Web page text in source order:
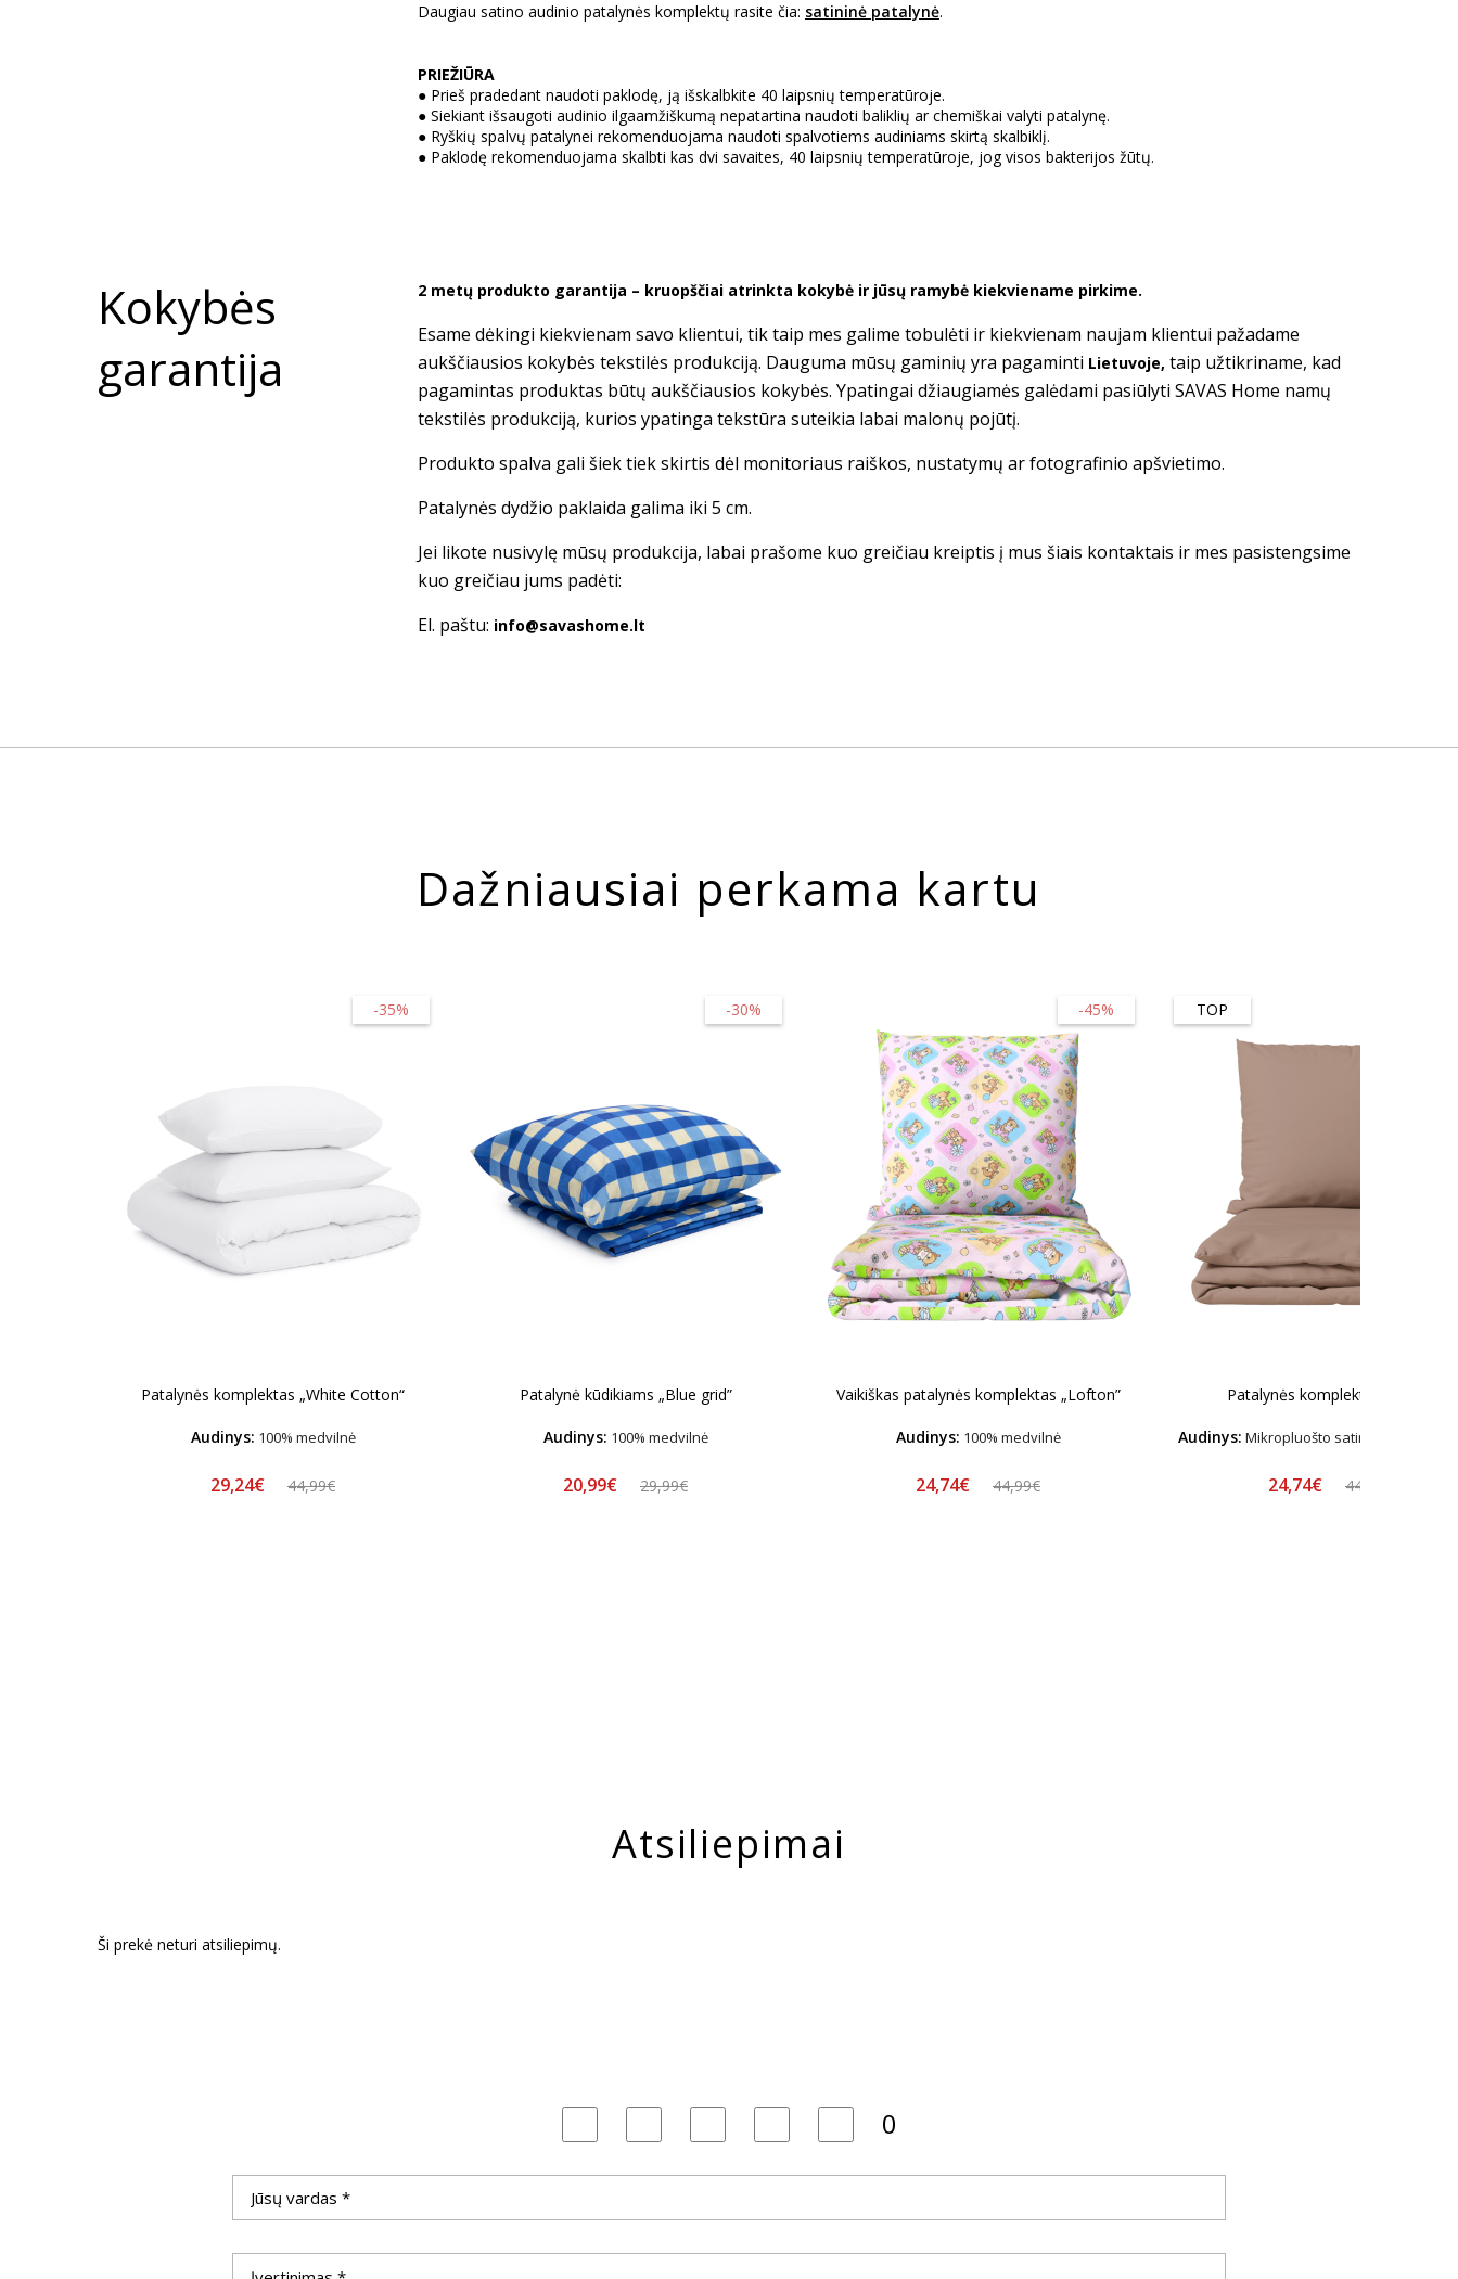
Daugiau satino audinio patalynės komplektų rasite čia: satininė patalynė.
PRIEŽIŪRA
● Prieš pradedant naudoti paklodę, ją išskalbkite 40 laipsnių temperatūroje.
● Siekiant išsaugoti audinio ilgaamžiškumą nepatartina naudoti baliklių ar chemiškai valyti patalynę.
● Ryškių spalvų patalynei rekomenduojama naudoti spalvotiems audiniams skirtą skalbiklį.
● Paklodę rekomenduojama skalbti kas dvi savaites, 40 laipsnių temperatūroje, jog visos bakterijos žūtų.
Kokybės
garantija
2 metų produkto garantija – kruopščiai atrinkta kokybė ir jūsų ramybė kiekviename pirkime.
Esame dėkingi kiekvienam savo klientui, tik taip mes galime tobulėti ir kiekvienam naujam klientui pažadame
aukščiausios kokybės tekstilės produkciją. Dauguma mūsų gaminių yra pagaminti Lietuvoje, taip užtikriname, kad
pagamintas produktas būtų aukščiausios kokybės. Ypatingai džiaugiamės galėdami pasiūlyti SAVAS Home namų
tekstilės produkciją, kurios ypatinga tekstūra suteikia labai malonų pojūtį.
Produkto spalva gali šiek tiek skirtis dėl monitoriaus raiškos, nustatymų ar fotografinio apšvietimo.
Patalynės dydžio paklaida galima iki 5 cm.
Jei likote nusivylę mūsų produkcija, labai prašome kuo greičiau kreiptis į mus šiais kontaktais ir mes pasistengsime
kuo greičiau jums padėti:
El. paštu: info@savashome.lt
Dažniausiai perkama kartu
-35%
Patalynės komplektas „White Cotton“
Audinys: 100% medvilnė
29,24€ 44,99€
-30%
Patalynė kūdikiams „Blue grid”
Audinys: 100% medvilnė
20,99€ 29,99€
-45%
Vaikiškas patalynės komplektas „Lofton”
Audinys: 100% medvilnė
24,74€ 44,99€
TOP
Patalynės komplektas „Latte“
Audinys: Mikropluošto satinas –
24,74€ 44,99€
Atsiliepimai
Ši prekė neturi atsiliepimų.
0